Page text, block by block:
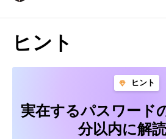
ヒント
ヒント
実在するパスワード
分以内に解